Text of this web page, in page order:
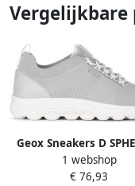
Vergelijkbare
Geox Sneakers D
met schachtrand in
1 webshop
€ 76,93